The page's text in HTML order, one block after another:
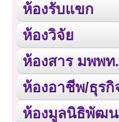
ห้องรับแขก
ห้องวิจัย
ห้องสาร มพพท.
ห้องอาชีพ/ธุรกิ
ห้องมูลนิธิพัฒ